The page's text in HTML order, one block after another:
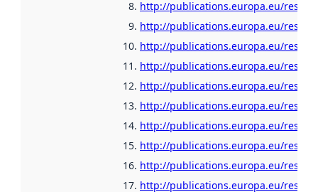
http://publications.europa.eu/
http://publications.europa.eu/
http://publications.europa.eu/
http://publications.europa.eu/
http://publications.europa.eu/
http://publications.europa.eu/
http://publications.europa.eu/
http://publications.europa.eu/
http://publications.europa.eu/
http://publications.europa.eu/